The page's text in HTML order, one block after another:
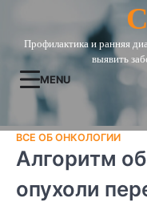
contentПрофилактика и ранняя
выявить
MENU
ВСЕ ОБ ОНКОЛОГИИ
Алгоритм
опухоли